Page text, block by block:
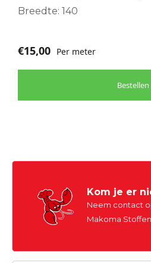
Breedte: 140
€15,00 Per meter
Bestellen
Kom je er
Neem contact
Makoma Stoffen